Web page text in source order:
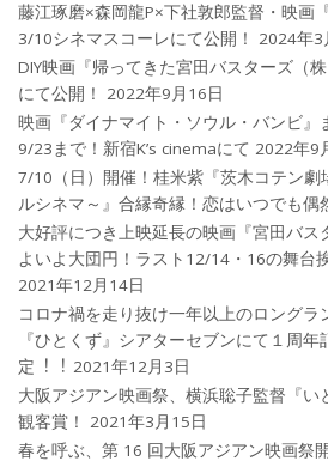
藤江琢磨×森岡龍P×下社敦郎監督・映画『
3/10シネマスコーレにて公開！
2024年3
DIY映画『帰ってきた宮田バスターズ（
にて公開！
2022年9月16日
映画『ダイナマイト・ソウル・バンビ』
9/23まで！新宿K’s cinemaにて 2022年9
7/10（日）開催！桂米紫『茨木コテン劇
ルシネマ～』合縁奇縁！恋はいつでも偶
大好評につき上映延長の映画『宮田バス
よいよ大団円！ラスト12/14・16の舞台
2021年12月14日
コロナ禍を⾛り抜け⼀年以上のロングラ
『ひとくず』シアターセブンにて１周
定︕︕ 2021年12月3日
大阪アジアン映画祭、横浜聡子監督『い
観客賞！
2021年3月15日
春を呼ぶ、第 16 回大阪アジアン映画祭